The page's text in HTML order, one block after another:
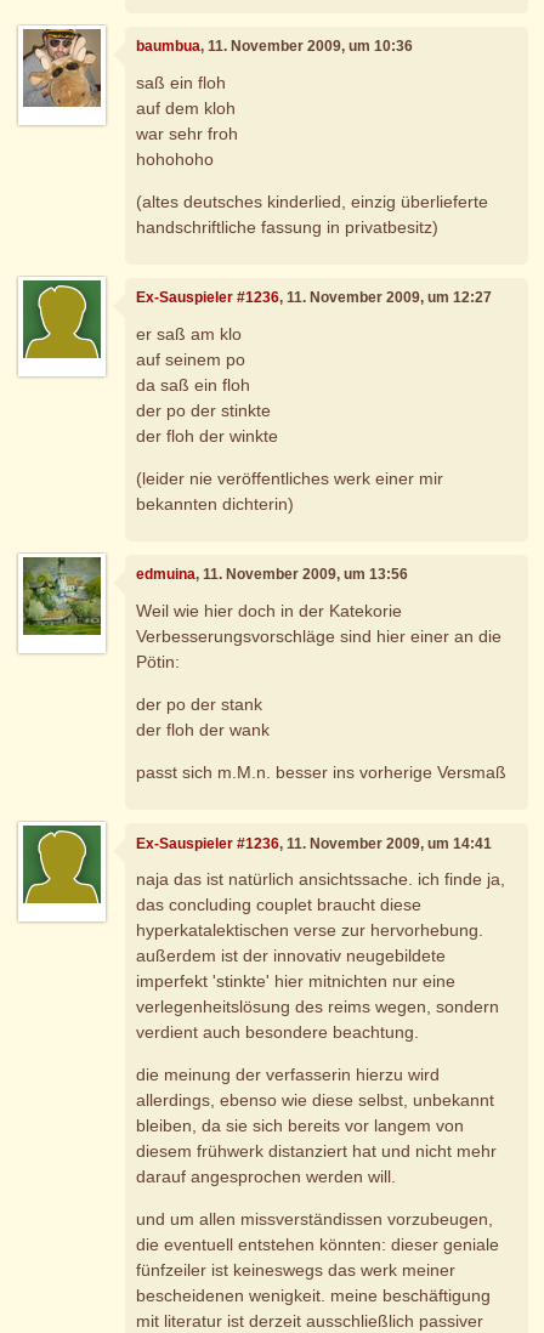
baumbua, 11. November 2009, um 10:36
saß ein floh
auf dem kloh
war sehr froh
hohohoho
(altes deutsches kinderlied, einzig überlieferte
handschriftliche fassung in privatbesitz)
Ex-Sauspieler #1236, 11. November 2009, um 12:27
er saß am klo
auf seinem po
da saß ein floh
der po der stinkte
der floh der winkte
(leider nie veröffentliches werk einer mir
bekannten dichterin)
edmuina, 11. November 2009, um 13:56
Weil wie hier doch in der Katekorie
Verbesserungsvorschläge sind hier einer an die
Pötin:
der po der stank
der floh der wank
passt sich m.M.n. besser ins vorherige Versmaß
Ex-Sauspieler #1236, 11. November 2009, um 14:41
naja das ist natürlich ansichtssache. ich finde ja,
das concluding couplet braucht diese
hyperkatalektischen verse zur hervorhebung.
außerdem ist der innovativ neugebildete
imperfekt 'stinkte' hier mitnichten nur eine
verlegenheitslösung des reims wegen, sondern
verdient auch besondere beachtung.
die meinung der verfasserin hierzu wird
allerdings, ebenso wie diese selbst, unbekannt
bleiben, da sie sich bereits vor langem von
diesem frühwerk distanziert hat und nicht mehr
darauf angesprochen werden will.
und um allen missverständissen vorzubeugen,
die eventuell entstehen könnten: dieser geniale
fünfzeiler ist keineswegs das werk meiner
bescheidenen wenigkeit. meine beschäftigung
mit literatur ist derzeit ausschließlich passiver